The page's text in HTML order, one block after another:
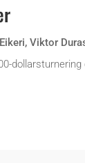
, Viktor